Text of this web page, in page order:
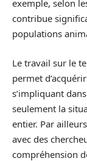
exemple, selon
contribue
populations
Le travail sur le
permet
s’impliquant
seulement la
entier. Par
avec des
compréhension